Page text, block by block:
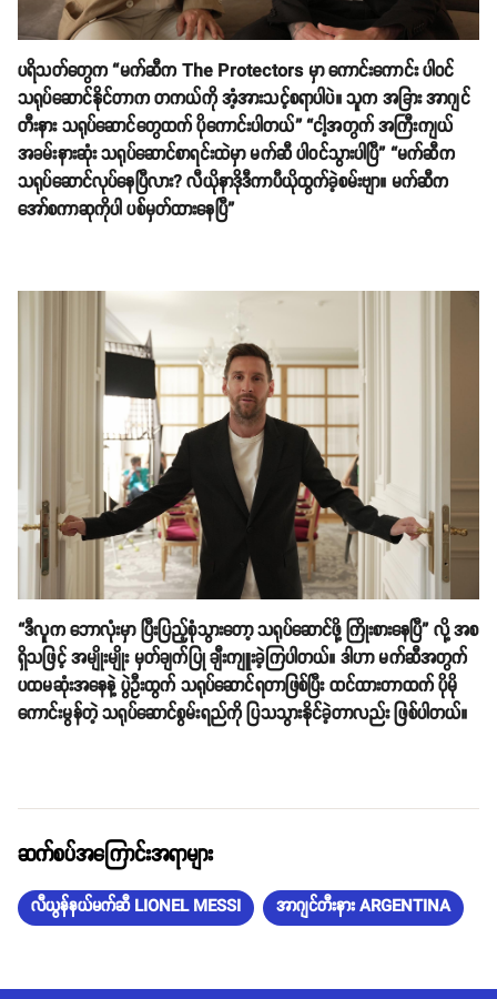
ပရိသတ်တွေက “မက်ဆီက The Protectors မှာ ကောင်းကောင်း ပါဝင်
သရုပ်ဆောင်နိုင်တာက တကယ်ကို အံ့အားသင့်စရာပါပဲ။ သူက အခြား အာဂျင်
တီးနား သရုပ်ဆောင်တွေထက် ပိုကောင်းပါတယ်” “ငါ့အတွက် အကြီးကျယ်
အခမ်းနားဆုံး သရုပ်ဆောင်စာရင်းထဲမှာ မက်ဆီ ပါဝင်သွားပါပြီ” “မက်ဆီက
သရုပ်ဆောင်လုပ်နေပြီလား? လီယိုနာဒိုဒီကာပီယိုထွက်ခဲ့စမ်းဗျာ။ မက်ဆီက
အော်စကာဆုကိုပါ ပစ်မှတ်ထားနေပြီ”
“ဒီလူက ဘောလုံးမှာ ပြီးပြည့်စုံသွားတော့ သရုပ်ဆောင်ဖို့ ကြိုးစားနေပြီ” လို့ အစ
ရှိသဖြင့် အမျိုးမျိုး မှတ်ချက်ပြု ချီးကျူးခဲ့ကြပါတယ်။ ဒါဟာ မက်ဆီအတွက်
ပထမဆုံးအနေနဲ့ ပွဲဦးထွက် သရုပ်ဆောင်ရတာဖြစ်ပြီး ထင်ထားတာထက် ပိုမို
ကောင်းမွန်တဲ့ သရုပ်ဆောင်စွမ်းရည်ကို ပြသသွားနိုင်ခဲ့တာလည်း ဖြစ်ပါတယ်။
ဆက်စပ်အကြောင်းအရာများ
လီယွန်နယ်မက်ဆီ LIONEL MESSI အာဂျင်တီးနား ARGENTINA